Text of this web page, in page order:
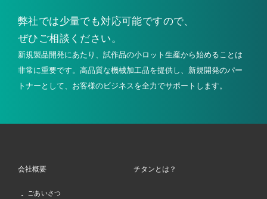
弊社では少量でも対応可能ですので、
ぜひご相談ください。
新規製品開発にあたり、試作品の小ロット生産から始めることは
非常に重要です。高品質な機械加工品を提供し、新規開発のパー
トナーとして、お客様のビジネスを全力でサポートします。
会社概要
ごあいさつ
チタンとは？